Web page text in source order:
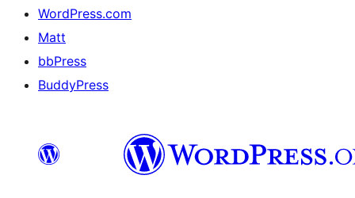
WordPress.com
Matt
bbPress
BuddyPress